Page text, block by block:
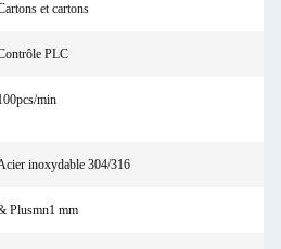
et cartons
PLC
min
inoxydable 304/316
Plusmn1 mm